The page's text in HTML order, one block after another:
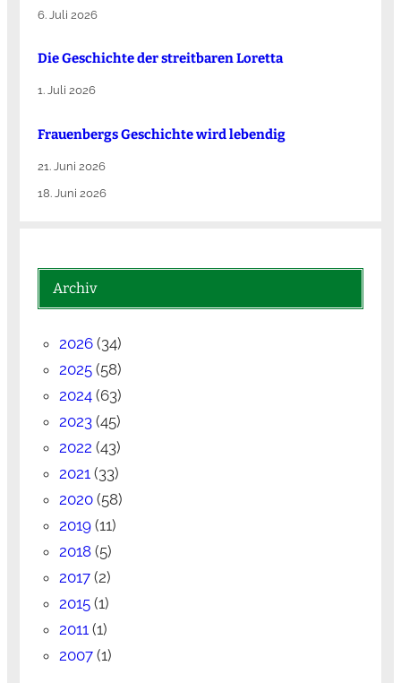
6. Juli 2026
Die Ge­schich­te der streit­ba­ren Lo­ret­ta
1. Juli 2026
Frauenbergs Geschichte wird lebendig
21. Juni 2026
18. Juni 2026
Archiv
2026(34)
2025(58)
2024(63)
2023(45)
2022 (43)
2021(33)
2020(58)
2019(11)
2018(5)
2017(2)
2015(1)
2011(1)
2007(1)